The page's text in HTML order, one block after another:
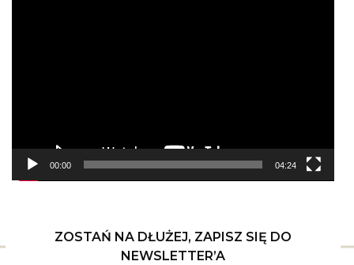
00:00 04:24
ZOSTAŃ NA DŁUŻEJ, ZAPISZ SIĘ DO
NEWSLETTER’A